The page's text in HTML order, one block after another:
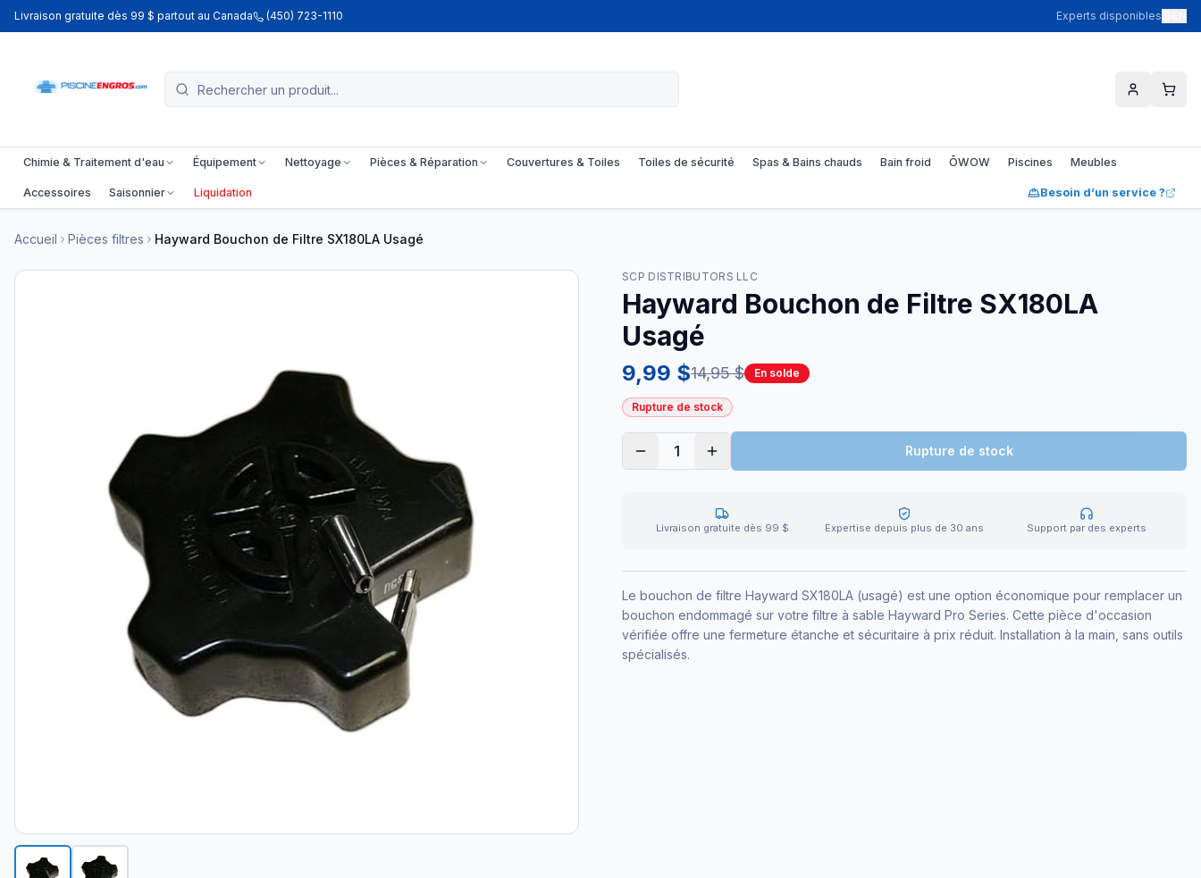
Livraison gratuite dès 99 $ partout au Canada (450) 723-1110 Experts disponibles
Chimie & Traitement d'eau Équipement Nettoyage Pièces & Réparation Couvertures & Toiles Toiles de sécurité Spas & Bains chauds Bain froid ŌWOW Piscines Meubles
Accessoires Saisonnier Liquidation Besoin d’un service ?
Accueil Pièces filtres Hayward Bouchon de Filtre SX180LA Usagé
SCP DISTRIBUTORS LLC
Hayward Bouchon de Filtre SX180LA
Usagé
9,99 $14,95 $ En solde
Rupture de stock
1 Rupture de stock
Livraison gratuite dès 99 $ Expertise depuis plus de 30 ans Support par des experts
Le bouchon de filtre Hayward SX180LA (usagé) est une option économique pour remplacer un
bouchon endommagé sur votre filtre à sable Hayward Pro Series. Cette pièce d'occasion
vérifiée offre une fermeture étanche et sécuritaire à prix réduit. Installation à la main, sans outils
spécialisés.